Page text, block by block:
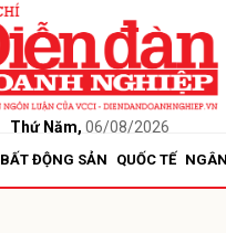
Thứ Năm, 06/08/2026
BẤT ĐỘNG SẢN QUỐC TẾ